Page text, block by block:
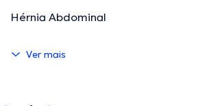
Hérnia Abdominal
Ver mais